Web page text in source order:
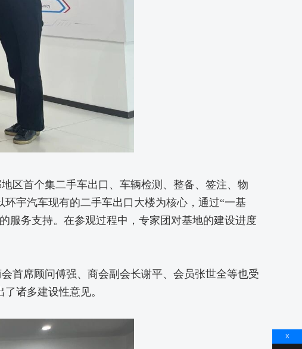
区首个集二手车出口、车辆检测、整备、签注、物
宇汽车现有的二手车出口大楼为核心，通过“一基
服务支持。在参观过程中，专家团对基地的建设进度
首席顾问傅强、商会副会长谢平、会员张世全等也受
诸多建设性意见。